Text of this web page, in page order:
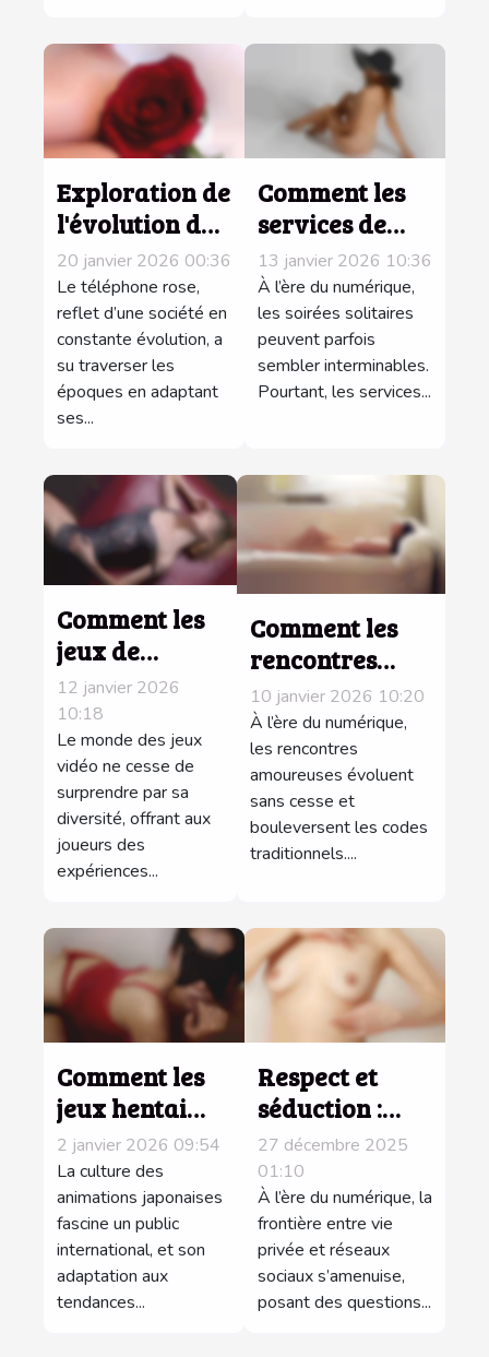
Exploration de
l'évolution du
téléphone rose
à travers les
décennies
20 janvier 2026 00:36
Le téléphone rose,
reflet d’une société en
constante évolution, a
su traverser les
époques en adaptant
ses...
Comment les
services de
conversation
intime par
téléphone
enrichissent-
ils les soirées
13 janvier 2026 10:36
À l’ère du numérique,
les soirées solitaires
peuvent parfois
sembler interminables.
Pourtant, les services...
Comment les
jeux de
puzzles et
romance
améliorent
vos
compétences
stratégiques ?
12 janvier 2026
10:18
Le monde des jeux
vidéo ne cesse de
surprendre par sa
diversité, offrant aux
joueurs des
expériences...
Comment les
rencontres
vocales
réinventent la
communication
amoureuse ?
10 janvier 2026 10:20
À l’ère du numérique,
les rencontres
amoureuses évoluent
sans cesse et
bouleversent les codes
traditionnels....
Comment les
jeux hentai
influencent-ils
la culture des
animations
japonaises ?
2 janvier 2026 09:54
La culture des
animations japonaises
fascine un public
international, et son
adaptation aux
tendances...
Respect et
séduction :
éthique des
photos intimes
en ligne
27 décembre 2025
01:10
À l’ère du numérique, la
frontière entre vie
privée et réseaux
sociaux s’amenuise,
posant des questions...